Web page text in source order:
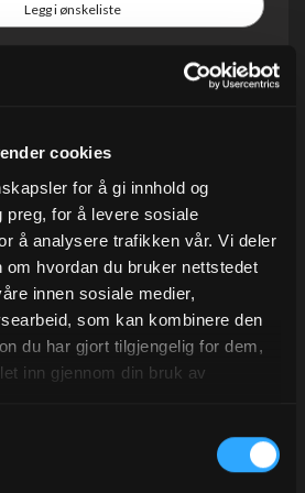
cookies
for å gi innhold og
preg, for å levere sosiale
å analysere trafikken vår. Vi deler
hvordan du bruker nettstedet
innen sosiale medier,
som kan kombinere den
du har gjort tilgjengelig for dem,
inn gjennom din bruk av
Legg i ønskeliste
trykk knapp.